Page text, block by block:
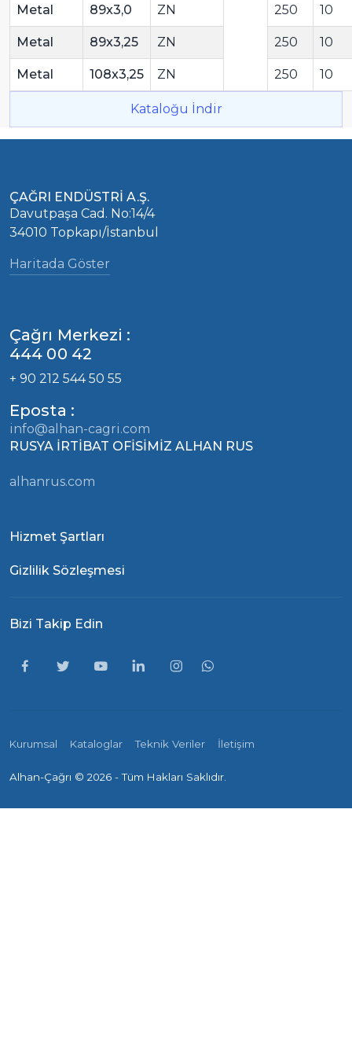
Metal 89x3,0 ZN 250 10
Metal 89x3,25 ZN 250 10
Metal 108x3,25 ZN 250 10
Kataloğu İndir
ÇAĞRI ENDÜSTRİ A.Ş.
Davutpaşa Cad. No:14/4
34010 Topkapı/İstanbul
Haritada Göster
Çağrı Merkezi :
444 00 42
+ 90 212 544 50 55
Eposta :
info@alhan-cagri.com
RUSYA İRTİBAT OFİSİMİZ ALHAN RUS
alhanrus.com
Hizmet Şartları
Gizlilik Sözleşmesi
Bizi Takip Edin
Kurumsal Kataloglar Teknik Veriler İletişim
Alhan-Çağrı © 2026 - Tüm Hakları Saklıdır.